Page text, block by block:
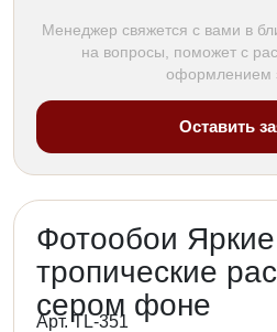
Менеджер свяжется с вами в
на вопросы, поможет с
оформлением
Оставить
Фотообои Яркие
тропические
сером фоне
Арт. TL-351